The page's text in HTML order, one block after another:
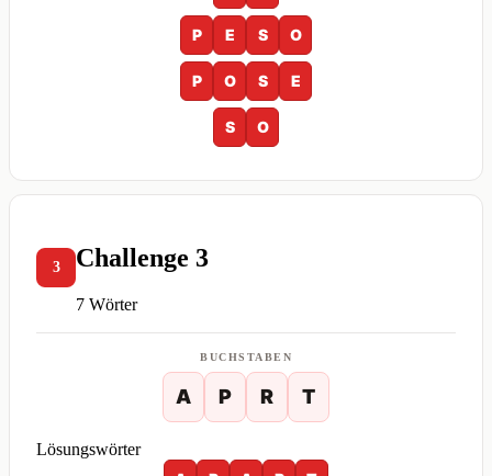
P E S O
P O S E
S O
3 Challenge 3
7 Wörter
BUCHSTABEN
A P R T
Lösungswörter